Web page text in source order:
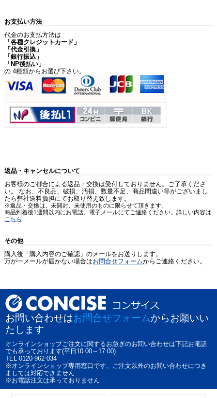
お支払い方法
代金のお支払方法は
「各種クレジットカード」
「代金引換」
「銀行振込」
「NP後払い」
の 4種類からお選び下さい。
返品・キャンセルについて
お客様のご都合による返品・交換は受付しておりません。ご了承くださ
い。 なお、不良品、破損、汚損、数量不足、商品間違い等がございまし
たら弊社送料負担にてお取り替え致します。
※返品・交換は、未開封、未使用のものに限らせて頂きます。
商品到着後1週間以内にお電話、電子メールにてご連絡ください。詳しい内容は
こちら
その他
購入後「購入内容のご確認」のメールをお送りします。
万が一メールが届かない場合はお問合せフォームからご連絡ください。
お問い合わせはお問合せフォームからお願いい
たします
オンラインショップご注文に関するお急ぎのお問い合わせは下記お電話
でも承っております(平日10:00～17:00)
TEL 0120-962-034
※オンラインショップ専用窓口です、ご注文以外のお問い合わせにつき
ましては対応できません
※お電話注文は承っておりません